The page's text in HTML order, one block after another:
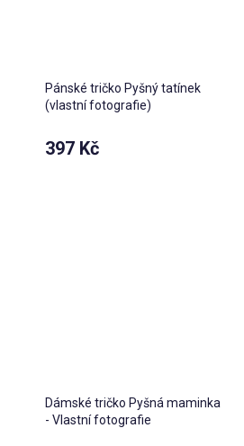
Pánské tričko Pyšný tatínek
(vlastní fotografie)
397 Kč
Dámské tričko Pyšná maminka
- Vlastní fotografie